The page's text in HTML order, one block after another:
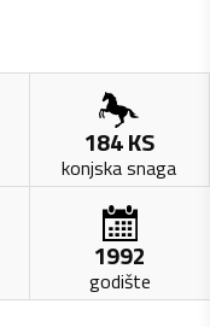
184KS
konjska snaga
1992
godište